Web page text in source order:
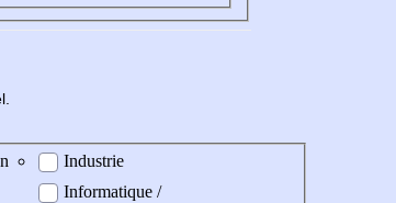
Industrie
Informatique /